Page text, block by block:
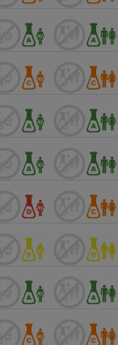
à expressos
ménager